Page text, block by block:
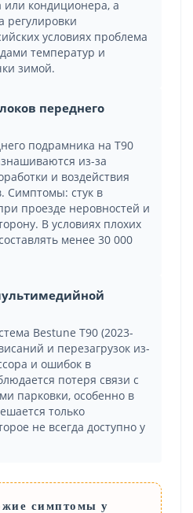
или кондиционера, а
регулировки
условиях проблема
температур и
зимой.
переднего
подрамника на T90
из-за
и воздействия
Симптомы: стук в
проезде неровностей и
В условиях плохих
менее 30 000
Bestune T90 (2023-
и перезагрузок из-
и ошибок в
потеря связи с
парковки, особенно в
только
не всегда доступно у
симптомы у